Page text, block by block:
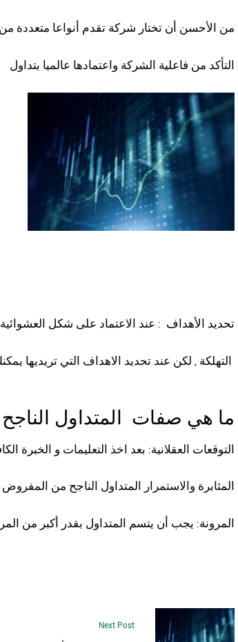
من الأحسن أن تختار شركة تقدم أنواعا متعددة من
التأكد من فاعلية الشركة واعتمادها عالميا بتداول
تحديد الأهداف : عند الاعتماد على شكل
ما هي صفات المتداول الناجح
التوقعات العقلانية: بعد اخذ التعليمات و
المثابرة والاستمرار المتداول الناجح من
المرونة: يجب أن يتسم المتداول بقدر أكبر من
Next Post